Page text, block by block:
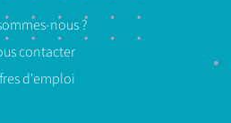
nous ?
contacter
d'emploi